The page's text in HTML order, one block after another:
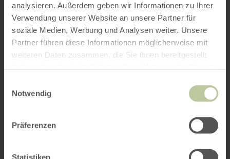
analysieren. Außerdem geben wir Informationen zu Ihrer
Verwendung unserer Website an unsere Partner für
soziale Medien, Werbung und Analysen weiter. Unsere
Partner führen diese Informationen möglicherweise mit
weiteren Daten zusammen, die Sie ihnen bereitgestellt
Notwendig
Präferenzen
Statistiken